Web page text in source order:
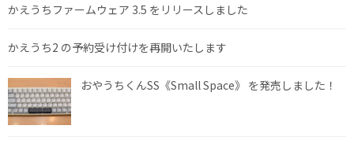
かえうちファームウェア 3.5 をリリースしました
かえうち2 の予約受け付けを再開いたします
おやうちくんSS《Small Space》 を発売しました！